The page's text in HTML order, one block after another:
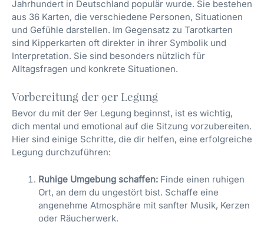
Jahrhundert in Deutschland populär wurde. Sie bestehen
aus 36 Karten, die verschiedene Personen, Situationen
und Gefühle darstellen. Im Gegensatz zu Tarotkarten
sind Kipperkarten oft direkter in ihrer Symbolik und
Interpretation. Sie sind besonders nützlich für
Alltagsfragen und konkrete Situationen.
Vorbereitung der 9er Legung
Bevor du mit der 9er Legung beginnst, ist es wichtig,
dich mental und emotional auf die Sitzung vorzubereiten.
Hier sind einige Schritte, die dir helfen, eine erfolgreiche
Legung durchzuführen:
Ruhige Umgebung schaffen: Finde einen ruhigen
Ort, an dem du ungestört bist. Schaffe eine
angenehme Atmosphäre mit sanfter Musik, Kerzen
oder Räucherwerk.